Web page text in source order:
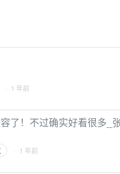
· 1 年前
了！不过确实好看很多_
· 1 年前